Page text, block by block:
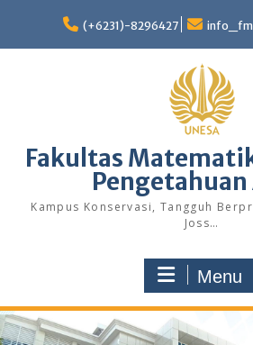
content
(+6231)-8296427
Fakultas
Pengetahuan
Kampus Konservasi, Tangguh
Joss…
Menu